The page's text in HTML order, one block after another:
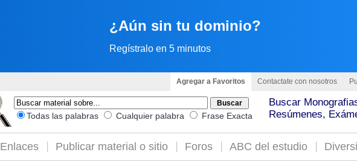
¿Aún sin tu dominio?
Regístralo en 5 minutos
Agregar a Favoritos Contactate con nosotros
Todas las palabras Cualquier palabra Frase Exacta
Buscar
Resúmenes,
Enlaces Publicar material o sitio Foros ABC del estudio